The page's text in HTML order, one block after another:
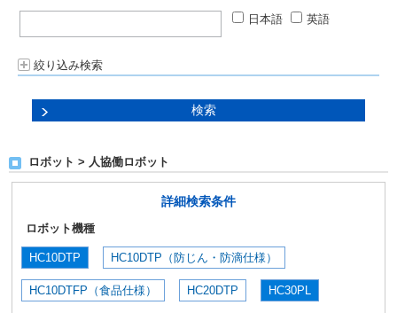
日本語
英語
絞り込み検索
ロボット > 人協働ロボット
詳細検索条件
ロボット機種
HC10DTP HC10DTP（防じん・防滴仕様）
HC10DTFP（食品仕様） HC20DTP HC30PL